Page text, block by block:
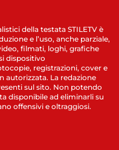
della testata STILETV è
e l’uso, anche parziale,
filmati, loghi, grafiche
dispositivo
registrazioni, cover e
autorizzata. La redazione
sul sito. Non potendo
disponibile ad eliminarli su
offensivi e oltraggiosi.